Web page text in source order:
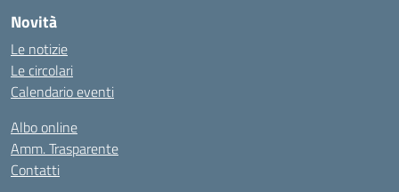
Novità
Le notizie
Le circolari
Calendario eventi
Albo online
Amm. Trasparente
Contatti